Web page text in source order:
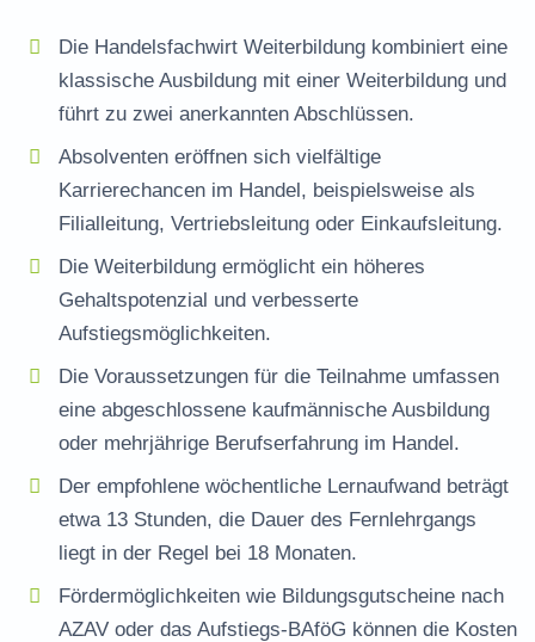
Die Handelsfachwirt Weiterbildung kombiniert eine
klassische Ausbildung mit einer Weiterbildung und
führt zu zwei anerkannten Abschlüssen.
Absolventen eröffnen sich vielfältige
Karrierechancen im Handel, beispielsweise als
Filialleitung, Vertriebsleitung oder Einkaufsleitung.
Die Weiterbildung ermöglicht ein höheres
Gehaltspotenzial und verbesserte
Aufstiegsmöglichkeiten.
Die Voraussetzungen für die Teilnahme umfassen
eine abgeschlossene kaufmännische Ausbildung
oder mehrjährige Berufserfahrung im Handel.
Der empfohlene wöchentliche Lernaufwand beträgt
etwa 13 Stunden, die Dauer des Fernlehrgangs
liegt in der Regel bei 18 Monaten.
Fördermöglichkeiten wie Bildungsgutscheine nach
AZAV oder das Aufstiegs-BAföG können die Kosten